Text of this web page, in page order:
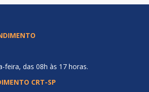
feira, das 08h às 17 horas.
CRT-SP